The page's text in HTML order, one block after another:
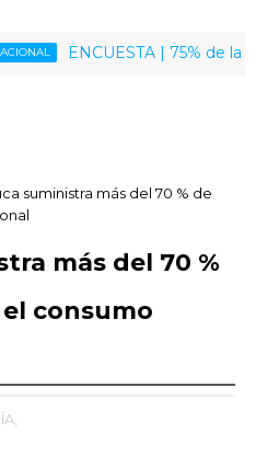
ENCUESTA | 75% de la
suministra más del 70 % de
más del 70 %
consumo